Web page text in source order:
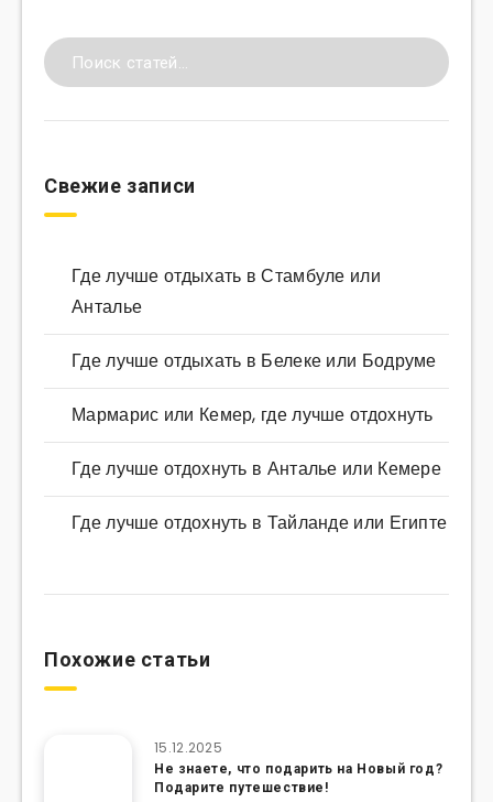
Свежие записи
Где лучше отдыхать в Стамбуле или
Анталье
Где лучше отдыхать в Белеке или Бодруме
Мармарис или Кемер, где лучше отдохнуть
Где лучше отдохнуть в Анталье или Кемере
Где лучше отдохнуть в Тайланде или Египте
Похожие статьи
15.12.2025
Не знаете, что подарить на Новый год?
Подарите путешествие!